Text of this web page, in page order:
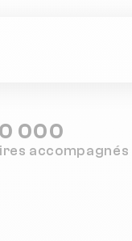
000
accompagnés